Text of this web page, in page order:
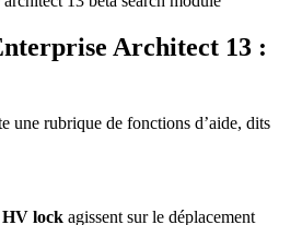
Architect 13 :
une rubrique de fonctions d’aide, dits
HV lock agissent sur le déplacement